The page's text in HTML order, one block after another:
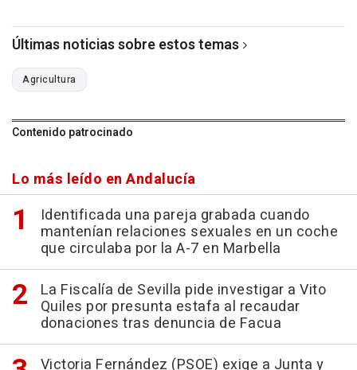
Últimas noticias sobre estos temas
Agricultura
Contenido patrocinado
Lo más leído en Andalucía
Identificada una pareja grabada cuando
mantenían relaciones sexuales en un coche
que circulaba por la A-7 en Marbella
La Fiscalía de Sevilla pide investigar a Vito
Quiles por presunta estafa al recaudar
donaciones tras denuncia de Facua
Victoria Fernández (PSOE) exige a Junta y